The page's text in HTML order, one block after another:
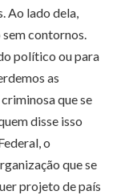
Ao lado dela,
sem contornos.
político ou para
as
que se
disse isso
o
que se
projeto de país